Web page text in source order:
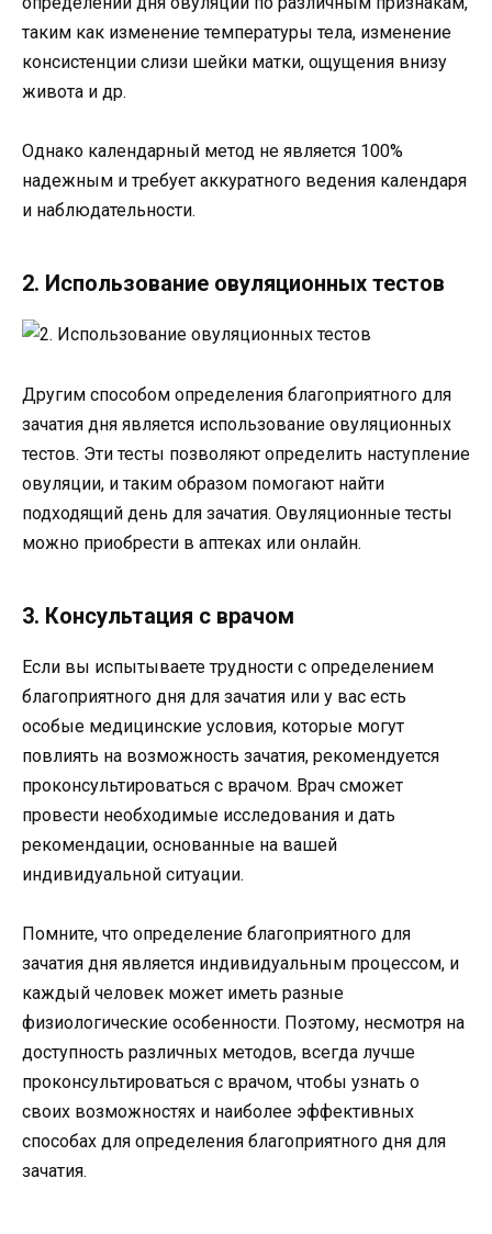
таким как изменение температуры тела, изменение
консистенции слизи шейки матки, ощущения внизу
живота и др.
Однако календарный метод не является 100%
надежным и требует аккуратного ведения календаря
и наблюдательности.
2. Использование овуляционных тестов
Другим способом определения благоприятного для
зачатия дня является использование овуляционных
тестов. Эти тесты позволяют определить наступление
овуляции, и таким образом помогают найти
подходящий день для зачатия. Овуляционные тесты
можно приобрести в аптеках или онлайн.
3. Консультация с врачом
Если вы испытываете трудности с определением
благоприятного дня для зачатия или у вас есть
особые медицинские условия, которые могут
повлиять на возможность зачатия, рекомендуется
проконсультироваться с врачом. Врач сможет
провести необходимые исследования и дать
рекомендации, основанные на вашей
индивидуальной ситуации.
Помните, что определение благоприятного для
зачатия дня является индивидуальным процессом, и
каждый человек может иметь разные
физиологические особенности. Поэтому, несмотря на
доступность различных методов, всегда лучше
проконсультироваться с врачом, чтобы узнать о
своих возможностях и наиболее эффективных
способах для определения благоприятного дня для
зачатия.